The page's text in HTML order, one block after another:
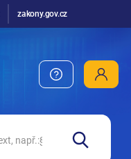
zakony.gov.cz